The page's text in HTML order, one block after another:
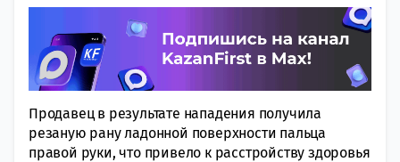
Продавец в результате нападения получила
резаную рану ладонной поверхности пальца
правой руки, что привело к расстройству здоровья